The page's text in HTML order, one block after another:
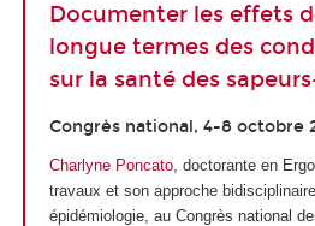
Documenter les effets
longue termes des
sur la santé des
Congrès national, 4-8 octobre
Charlyne Poncato, doctorante en
travaux et son approche
épidémiologie, au Congrès national